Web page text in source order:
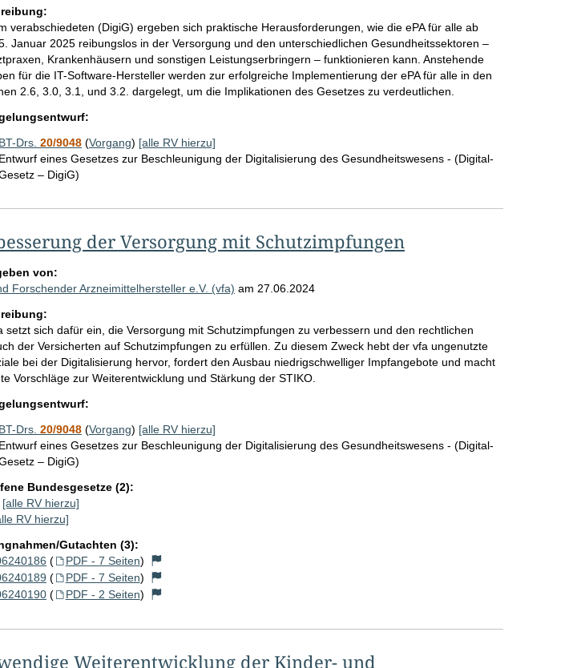
verabschiedeten (DigiG) ergeben sich praktische Herausforderungen, wie die ePA für alle ab
Januar 2025 reibungslos in der Versorgung und den unterschiedlichen Gesundheitssektoren –
Krankenhäusern und sonstigen Leistungserbringern – funktionieren kann. Anstehende
für die IT-Software-Hersteller werden zur erfolgreiche Implementierung der ePA für alle in den
2.6, 3.0, 3.1, und 3.2. dargelegt, um die Implikationen des Gesetzes zu verdeutlichen.
BT-Drs. 20/9048(Vorgang) [alle RV hierzu]
Entwurf eines Gesetzes zur Beschleunigung der Digitalisierung des Gesundheitswesens - (Digital-
– DigiG)
der Versorgung mit Schutzimpfungen
von:
Forschender Arzneimittelhersteller e.V. (vfa) am 27.06.2024
setzt sich dafür ein, die Versorgung mit Schutzimpfungen zu verbessern und den rechtlichen
der Versicherten auf Schutzimpfungen zu erfüllen. Zu diesem Zweck hebt der vfa ungenutzte
bei der Digitalisierung hervor, fordert den Ausbau niedrigschwelliger Impfangebote und macht
Vorschläge zur Weiterentwicklung und Stärkung der STIKO.
BT-Drs. 20/9048(Vorgang) [alle RV hierzu]
Entwurf eines Gesetzes zur Beschleunigung der Digitalisierung des Gesundheitswesens - (Digital-
– DigiG)
Bundesgesetze (2):
[alle RV hierzu]
RV hierzu]
Gutachten (3):
( PDF - 7 Seiten)
( PDF - 7 Seiten)
( PDF - 2 Seiten)
Weiterentwicklung der Kinder- und